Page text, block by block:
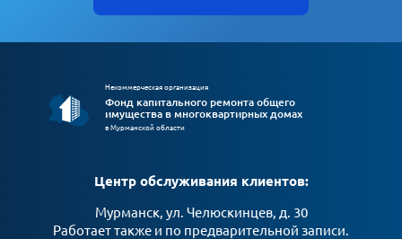
Некоммерческая организация
Фонд капитального ремонта общего
имущества в многоквартирных домах
в Мурманской области
Центр обслуживания клиентов:
Мурманск, ул. Челюскинцев, д. 30
Работает также и по предварительной записи.